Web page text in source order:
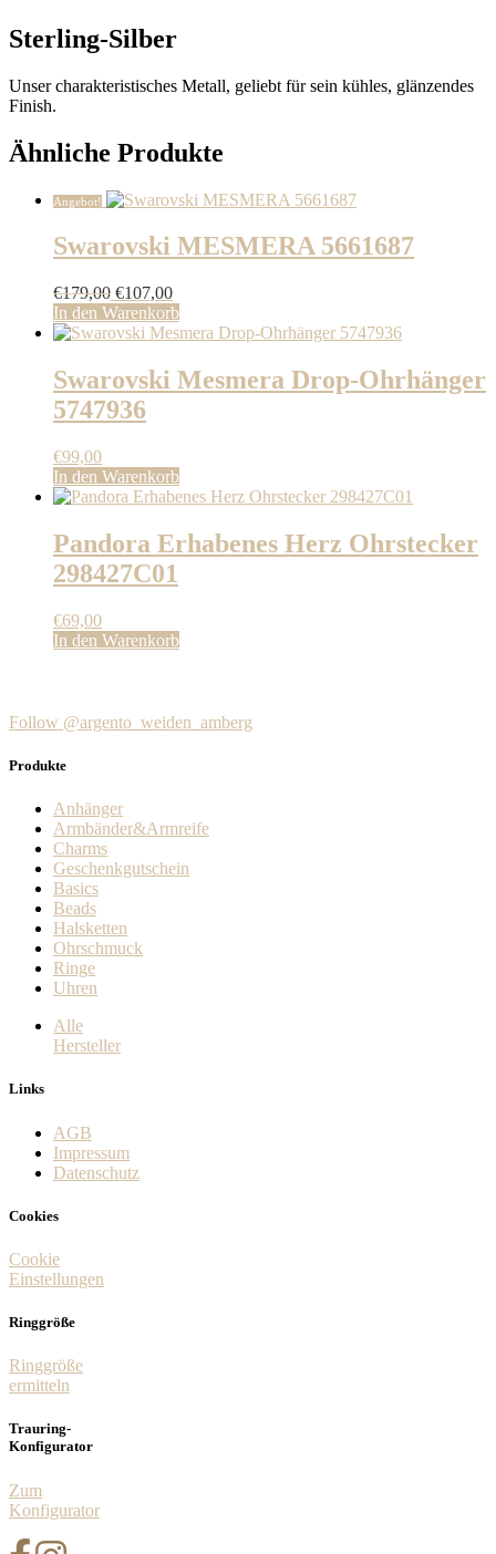
Sterling-Silber
Unser charakteristisches Metall, geliebt für sein kühles, glänzendes
Finish.
Ähnliche Produkte
Angebot!
Swarovski MESMERA 5661687
€179,00 Ursprünglicher
Preis
war:
€107,00Aktueller
Preis
ist:
In den Warenkorb
Swarovski Mesmera Drop-Ohrhänger
5747936
€99,00
In den Warenkorb
Pandora Erhabenes Herz Ohrstecker
298427C01
€69,00
In den Warenkorb
Follow @argento_weiden_amberg
Produkte
Anhänger
Armbänder&Armreife
Charms
Geschenkgutschein
Basics
Beads
Halsketten
Ohrschmuck
Ringe
Uhren
Alle
Hersteller
Links
AGB
Impressum
Datenschutz
Cookies
Cookie
Einstellungen
Ringgröße
Ringgröße
ermitteln
Trauring-
Konfigurator
Zum
Konfigurator